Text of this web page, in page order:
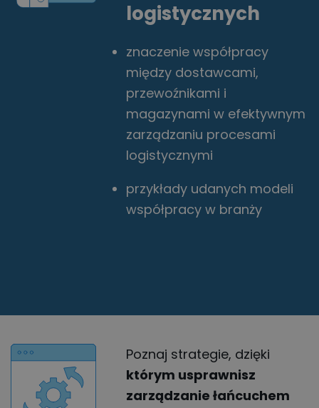
logistycznych
znaczenie współpracy
między dostawcami,
przewoźnikami i
magazynami w efektywnym
zarządzaniu procesami
logistycznymi
przykłady udanych modeli
współpracy w branży
Poznaj strategie, dzięki
którym usprawnisz
zarządzanie łańcuchem